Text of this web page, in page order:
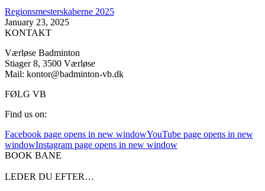
Regionsmesterskaberne 2025
January 23, 2025
KONTAKT
Værløse Badminton
Stiager 8, 3500 Værløse
Mail: kontor@badminton-vb.dk
FØLG VB
Find us on:
Facebook page opens in new windowYouTube page opens in new
windowInstagram page opens in new window
BOOK BANE
LEDER DU EFTER…